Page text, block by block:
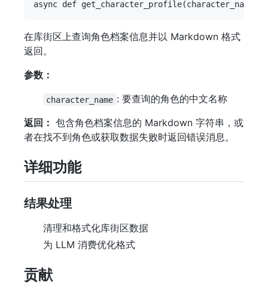
在库街区上查询角色档案信息并以 Markdown 格式
返回。
参数：
character_name : 要查询的角色的中文名称
返回： 包含角色档案信息的 Markdown 字符串，或
者在找不到角色或获取数据失败时返回错误消息。
详细功能
结果处理
清理和格式化库街区数据
为 LLM 消费优化格式
贡献